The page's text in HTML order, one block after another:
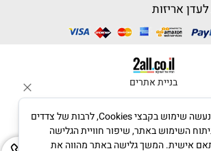
אריזות
בניית אתרים
לידיעתך, באתרנו נעשה שימוש בקבצי Cookies, לרבות של צדדים
השימוש באתר, שיפור חוויית הגלישה
אישית. המשך גלישה באתר מהווה את